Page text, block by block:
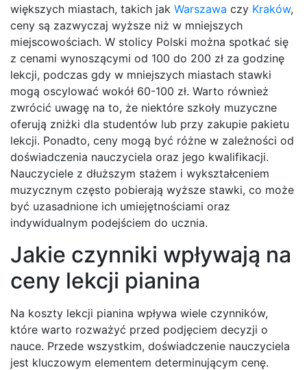
większych miastach, takich jak Warszawa czy Kraków,
ceny są zazwyczaj wyższe niż w mniejszych
miejscowościach. W stolicy Polski można spotkać się
z cenami wynoszącymi od 100 do 200 zł za godzinę
lekcji, podczas gdy w mniejszych miastach stawki
mogą oscylować wokół 60-100 zł. Warto również
zwrócić uwagę na to, że niektóre szkoły muzyczne
oferują zniżki dla studentów lub przy zakupie pakietu
lekcji. Ponadto, ceny mogą być różne w zależności od
doświadczenia nauczyciela oraz jego kwalifikacji.
Nauczyciele z dłuższym stażem i wykształceniem
muzycznym często pobierają wyższe stawki, co może
być uzasadnione ich umiejętnościami oraz
indywidualnym podejściem do ucznia.
Jakie czynniki wpływają na
ceny lekcji pianina
Na koszty lekcji pianina wpływa wiele czynników,
które warto rozważyć przed podjęciem decyzji o
nauce. Przede wszystkim, doświadczenie nauczyciela
jest kluczowym elementem determinującym cenę.